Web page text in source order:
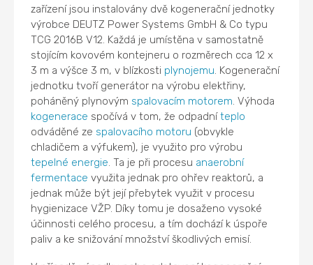
zařízení jsou instalovány dvě kogenerační jednotky
výrobce DEUTZ Power Systems GmbH & Co typu
TCG 2016B V12. Každá je umístěna v samostatně
stojícím kovovém kontejneru o rozměrech cca 12 x
3 m a výšce 3 m, v blízkosti plynojemu. Kogenerační
jednotku tvoří generátor na výrobu elektřiny,
poháněný plynovým spalovacím motorem. Výhoda
kogenerace spočívá v tom, že odpadníteplo
odváděné ze spalovacího motoru (obvykle
chladičem a výfukem), je využito pro výrobu
tepelné energie. Ta je při procesu anaerobní
fermentace využita jednak pro ohřev reaktorů, a
jednak může být její přebytek využit v procesu
hygienizace VŽP. Díky tomu je dosaženo vysoké
účinnosti celého procesu, a tím dochází k úspoře
paliv a ke snižování množství škodlivých emisí.